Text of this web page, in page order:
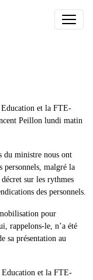
et la FTE-
Peillon lundi matin
du ministre nous ont
personnels, malgré la
sur les rythmes
des personnels.
pour
rappelons-le, n’a été
sa présentation au
et la FTE-